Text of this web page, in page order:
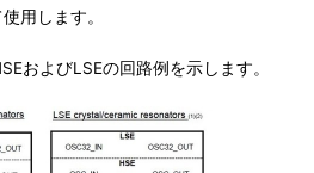
用します。
およびLSEの回路例を示します。